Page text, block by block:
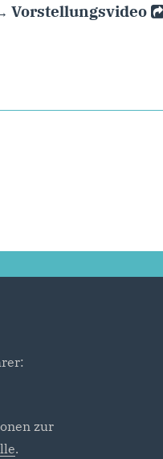
Vorstellungsvideo
zur
.